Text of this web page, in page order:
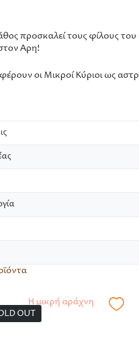
προσκαλεί τους φίλους
Άρη!
οι Μικροί Κύριοι ως
OUT